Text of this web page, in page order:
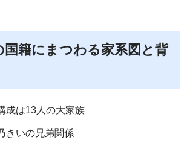
国籍にまつわる家系図と背
成は13人の大家族
きいの兄弟関係